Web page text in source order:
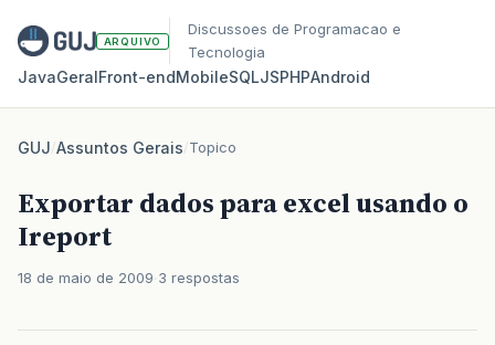
ARQUIVO
Discussoes de Programacao e
Tecnologia
JavaGeralFront‑endMobileSQLJSPHPAndroid
GUJ/Assuntos Gerais/Topico
Exportar dados para excel usando o
Ireport
18 de maio de 2009 3 respostas